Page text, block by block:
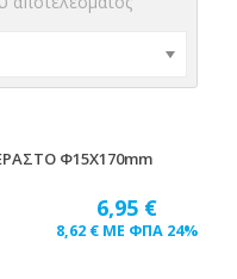
Φ15Χ170mm
6,95 €
8,62 € ΜΕ ΦΠΑ 24%